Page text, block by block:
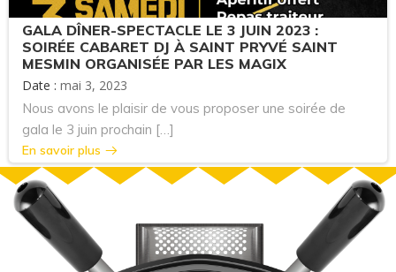
GALA DÎNER-SPECTACLE LE 3 JUIN 2023 :
SOIRÉE CABARET DJ À SAINT PRYVÉ SAINT
MESMIN ORGANISÉE PAR LES MAGIX
Date : mai 3, 2023
Nous avons le plaisir de vous proposer une soirée de
gala le 3 juin prochain […]
En savoir plus